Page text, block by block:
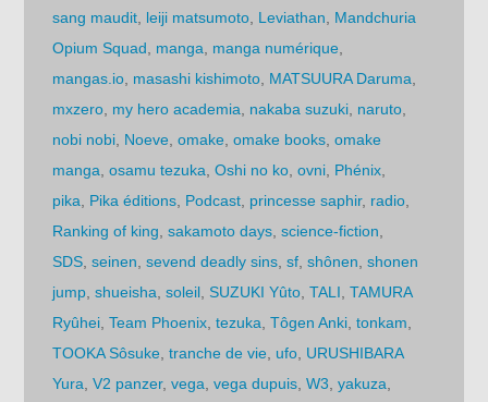
sang maudit leiji matsumoto Leviathan
Mandchuria
Opium Squad
manga manga numérique
mangas.io masashi kishimoto MATSUURA Daruma
mxzero my hero academia nakaba suzuki naruto
nobi nobi Noeve ,omake ,omake books ,omake
manga ,osamu tezuka ,Oshi no ko ,ovni Phénix
pika
Pika éditions Podcast princesse saphir, radio
Ranking of king ,sakamoto days ,science-fiction
SDS ,seinen ,sevend deadly sins ,sf ,shônen ,shonen
jump ,shueisha ,soleil ,SUZUKI Yûto ,TALI ,TAMURA
Ryûhei ,Team Phoenix ,tezuka ,Tôgen Anki ,tonkam
TOOKA Sôsuke ,tranche de vie ufo URUSHIBARA
Yura ,V2 panzer,vega ,vega dupuis ,W3 ,yakuza